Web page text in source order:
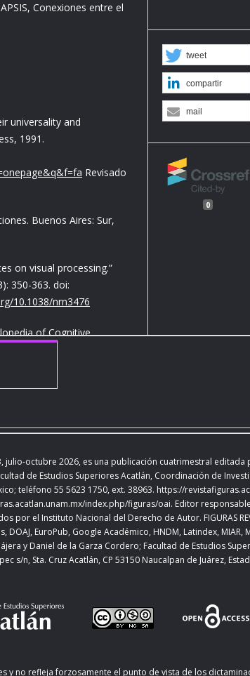
Conexiones entre el
universality and
1991.
Revisado
Buenos Aires: Sur,
on visual processing.”
350-363. doi:
10.1038/nrn3476
of Cognitive
Henri Cohen y Claire
10.1016/B978-0-08-
Hypothesis?”
79.
el 21 de mayo,
The Canadian
2011): 56-68.
tweet
compartir
mail
0
julio-octubre 2026, es una publicación cuatrimestral editada
de Estudios Superiores Acatlán, Coordinación de
teléfono 55 5623 1750, ext. 38963. https://
index.php/figuras/oai. Editor
por el Instituto Nacional del Derecho de Autor. FIGURAS
EuroPub, Google Académico, HNDM, Latindex, MIAR,
y Daniel de la Garza Cordero; Facultad de Estudios
s/n, Sta. Cruz Acatlán, CP 53150 Naucalpan de Juárez,
y no refleja forzosamente el punto de vista de los